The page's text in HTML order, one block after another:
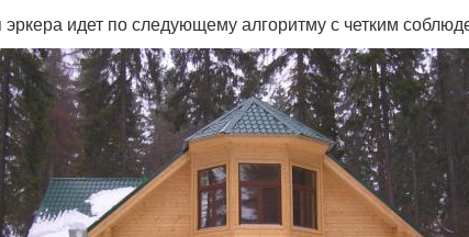
идет по следующему алгоритму с четким